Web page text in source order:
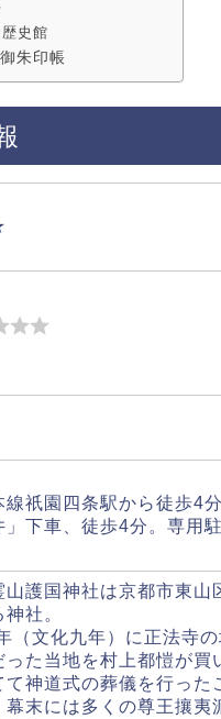
史館
朱印帳
線祇園四条駅から徒歩4
」下車、徒歩4分。専用
山護国神社は京都市東山
社。
（文化九年）に正法寺
った当地を村上都愷が買
て神道式の葬儀を行った
幕末には多くの尊王攘夷